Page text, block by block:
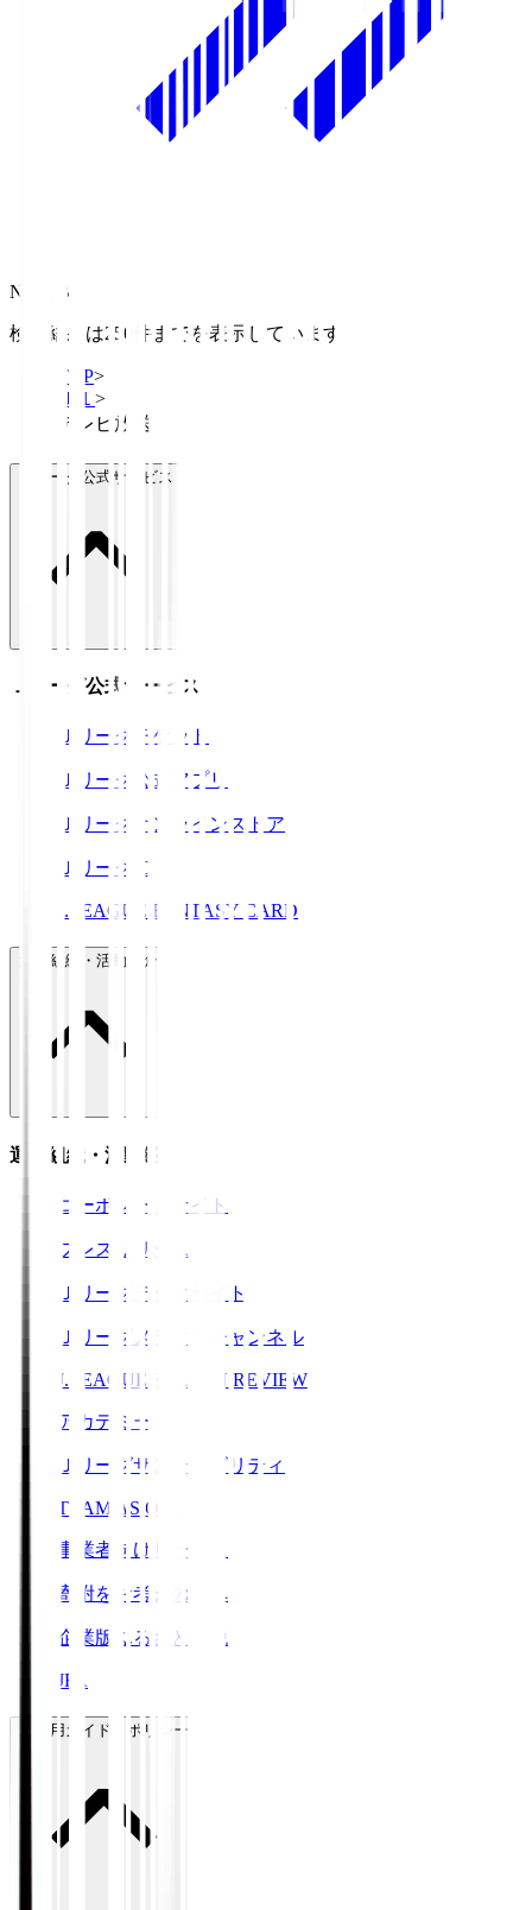
NHK BS
検索結果は250件までを表示しています
TOP>
Ｊ１ >
テレビ放送
Ｊリーグ公式サービス
Ｊリーグ公式サービス
Ｊリーグチケット
Ｊリーグ公式アプリ
Ｊリーグオンラインストア
ＪリーグID
J.LEAGUE FANTASY CARD
運営組織・活動紹介
運営組織・活動紹介
コーポレートサイト
プレスリリース
Ｊリーグデータサイト
Ｊリーグメディアチャンネル
J.LEAGUE SEASON REVIEW
アカデミー
Ｊリーグサステナビリティ
TEAM AS ONE
事業者向けサービス
寄附をお考えの方へ
企業版ふるさと納税
JFA
ご利用ガイド・ポリシー